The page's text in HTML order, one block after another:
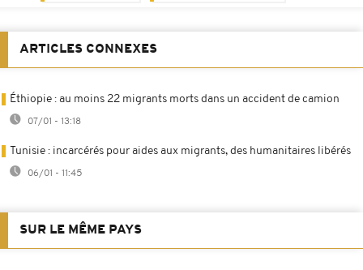
ARTICLES CONNEXES
Éthiopie : au moins 22 migrants morts dans un accident de camion
07/01 - 13:18
Tunisie : incarcérés pour aides aux migrants, des humanitaires libérés
06/01 - 11:45
SUR LE MÊME PAYS